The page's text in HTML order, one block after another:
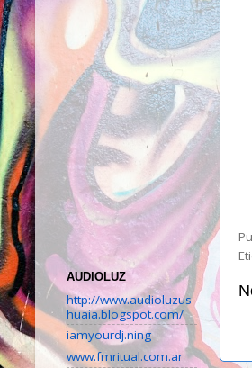
AUDIOLUZ
http://www.audioluzus
huaia.blogspot.com/
iamyourdj.ning
www.fmritual.com.ar